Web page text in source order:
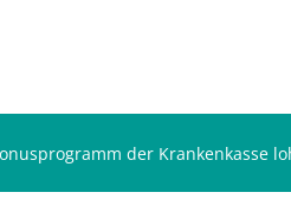
der Krankenkasse